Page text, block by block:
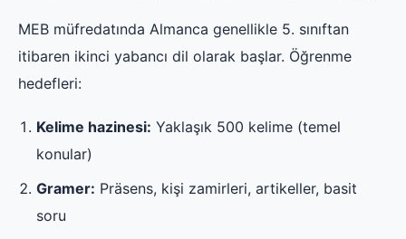
MEB müfredatında Almanca genellikle 5. sınıftan
itibaren ikinci yabancı dil olarak başlar. Öğrenme
hedefleri:
Kelime hazinesi: Yaklaşık 500 kelime (temel
konular)
Gramer: Präsens, kişi zamirleri, artikeller, basit
soru